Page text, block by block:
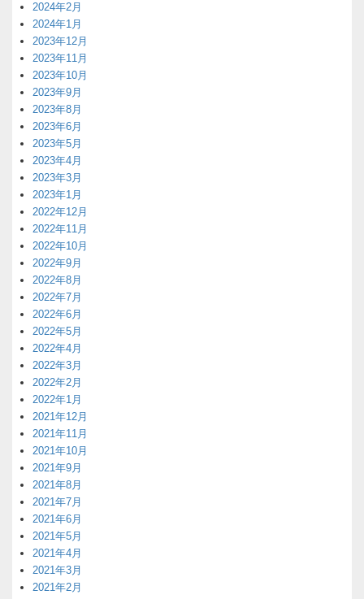
2024年2月
2024年1月
2023年12月
2023年11月
2023年10月
2023年9月
2023年8月
2023年6月
2023年5月
2023年4月
2023年3月
2023年1月
2022年12月
2022年11月
2022年10月
2022年9月
2022年8月
2022年7月
2022年6月
2022年5月
2022年4月
2022年3月
2022年2月
2022年1月
2021年12月
2021年11月
2021年10月
2021年9月
2021年8月
2021年7月
2021年6月
2021年5月
2021年4月
2021年3月
2021年2月